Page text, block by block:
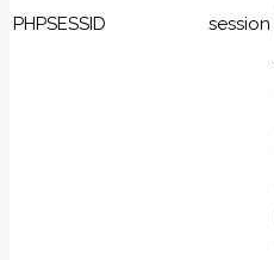
PHPSESSID session